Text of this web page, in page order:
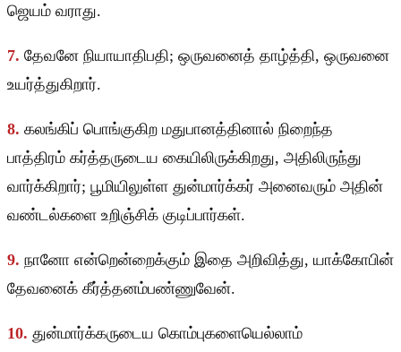
ஜெயம் வராது.
7. தேவனே நியாயாதிபதி; ஒருவனைத் தாழ்த்தி, ஒருவனை
உயர்த்துகிறார்.
8. கலங்கிப் பொங்குகிற மதுபானத்தினால் நிறைந்த
பாத்திரம் கர்த்தருடைய கையிலிருக்கிறது, அதிலிருந்து
வார்க்கிறார்; பூமியிலுள்ள துன்மார்க்கர் அனைவரும் அதின்
வண்டல்களை உறிஞ்சிக் குடிப்பார்கள்.
9. நானோ என்றென்றைக்கும் இதை அறிவித்து, யாக்கோபின்
தேவனைக் கீர்த்தனம்பண்ணுவேன்.
10. துன்மார்க்கருடைய கொம்புகளையெல்லாம்